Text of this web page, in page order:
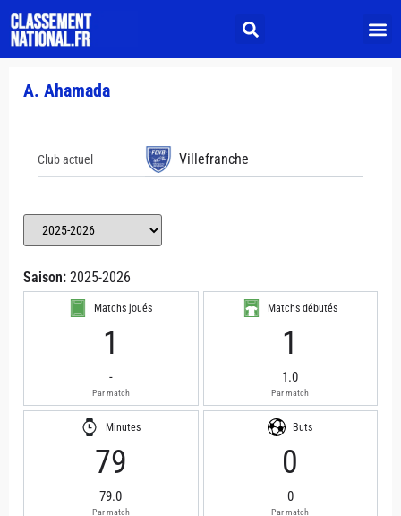
A. Ahamada
Club actuel Villefranche
Saison: 2025-2026
Matchs joués
1
-
Par match
Matchs débutés
1
1.0
Par match
Minutes
79
79.0
Par match
Buts
0
0
Par match